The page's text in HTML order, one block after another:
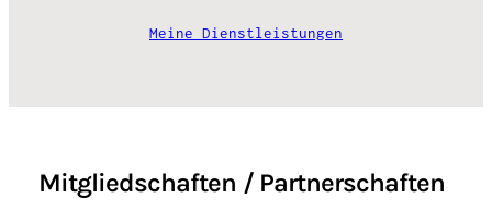
Meine Dienstleistungen
Mitgliedschaften / Partnerschaften